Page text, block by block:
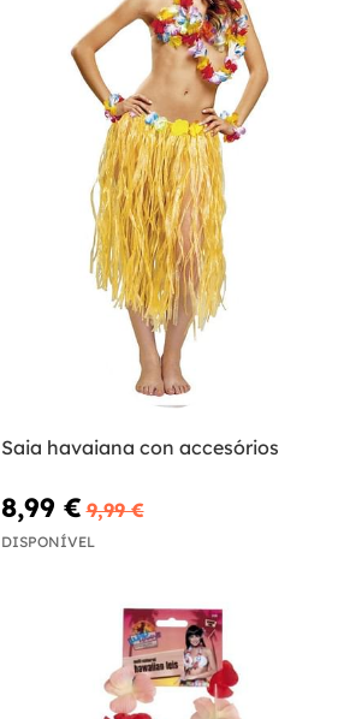
Saia havaiana con accesórios
8,99 € 9,99 €
DISPONÍVEL